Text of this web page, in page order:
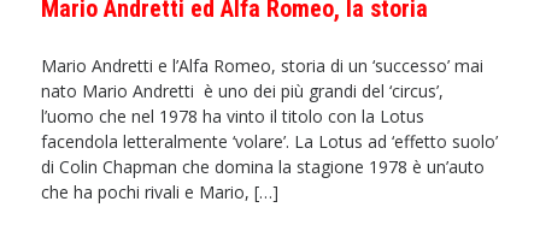
Mario Andretti ed Alfa Romeo, la storia
Mario Andretti e l’Alfa Romeo, storia di un ‘successo’ mai
nato Mario Andretti è uno dei più grandi del ‘circus’,
l’uomo che nel 1978 ha vinto il titolo con la Lotus
facendola letteralmente ‘volare’. La Lotus ad ‘effetto suolo’
di Colin Chapman che domina la stagione 1978 è un’auto
che ha pochi rivali e Mario, […]